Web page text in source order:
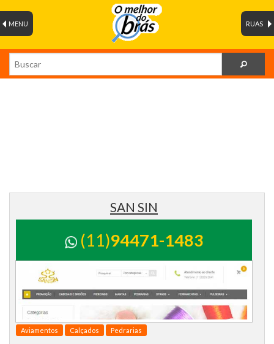
RUAS
MENU
SAN SIN
(11)94471-1483
Aviamentos Calçados Pedrarias